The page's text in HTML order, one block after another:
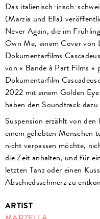
Das italienisch-irisch-
(Marzia und Ella)
Never Again, die im
Own Me, einem Cover von
Dokumentarfilms
von « Bande à Part Films »
Dokumentarfilm
2022 mit einem Golden
haben den Soundtrack
Suspension erzählt von
einem geliebten Menschen
nicht verpassen möchte,
die Zeit anhalten, und für
letzten Tanz oder einen
Abschiedsschmerz zu
ARTIST